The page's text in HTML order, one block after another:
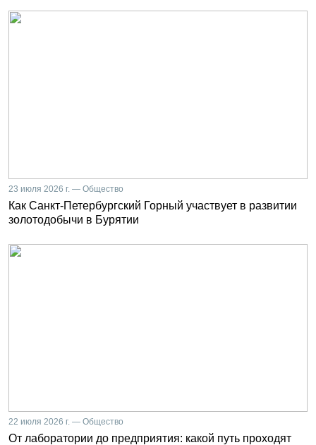
23 июля 2026 г. — Общество
Как Санкт-Петербургский Горный участвует в развитии
золотодобычи в Бурятии
22 июля 2026 г. — Общество
От лаборатории до предприятия: какой путь проходят